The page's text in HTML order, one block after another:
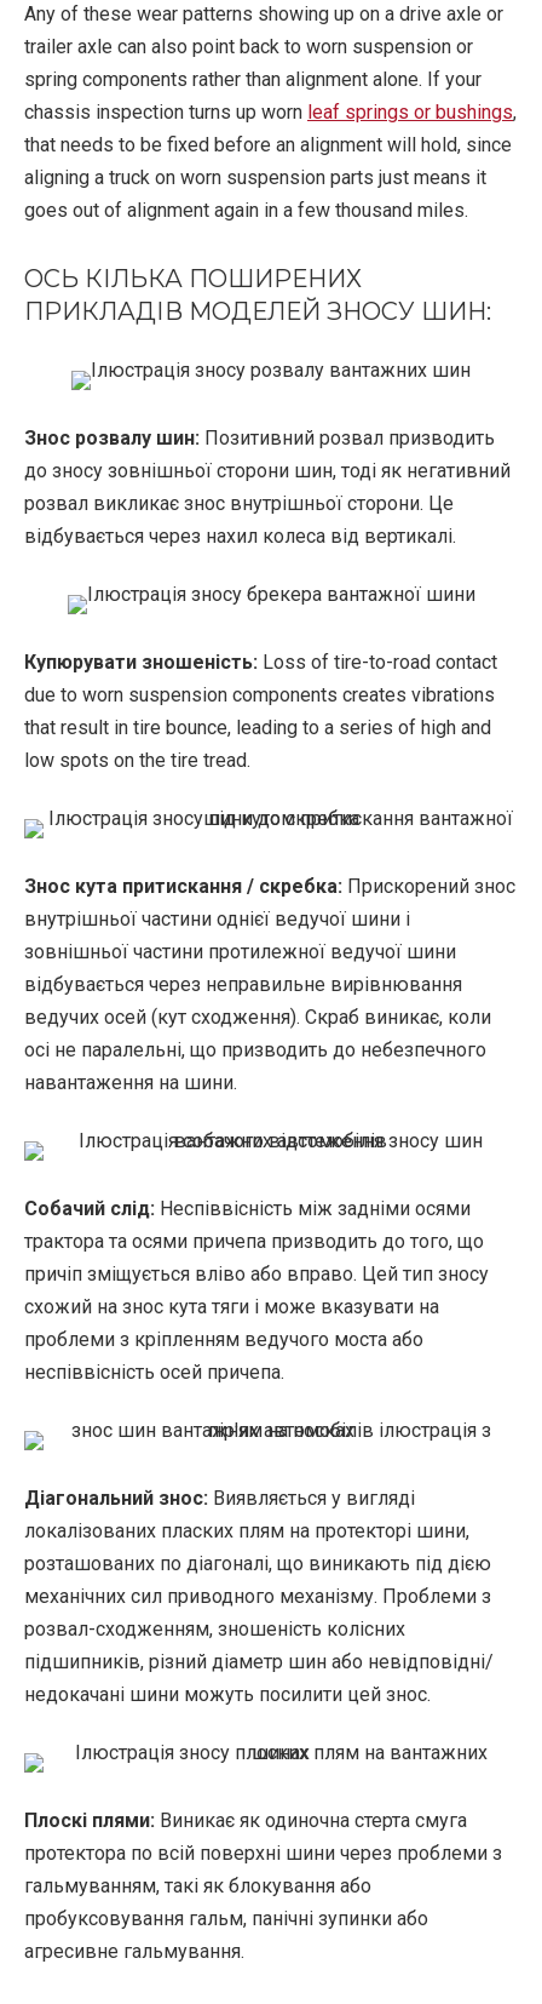
Any of these wear patterns showing up on a drive axle or
trailer axle can also point back to worn suspension or
spring components rather than alignment alone. If your
chassis inspection turns up worn leaf springs or bushings,
that needs to be fixed before an alignment will hold, since
aligning a truck on worn suspension parts just means it
goes out of alignment again in a few thousand miles.
ОСЬ КІЛЬКА ПОШИРЕНИХ
ПРИКЛАДІВ МОДЕЛЕЙ ЗНОСУ ШИН:
Знос розвалу шин: Позитивний розвал призводить
до зносу зовнішньої сторони шин, тоді як негативний
розвал викликає знос внутрішньої сторони. Це
відбувається через нахил колеса від вертикалі.
Купюрувати зношеність: Loss of tire-to-road contact
due to worn suspension components creates vibrations
that result in tire bounce, leading to a series of high and
low spots on the tire tread.
Знос кута притискання / скребка: Прискорений знос
внутрішньої частини однієї ведучої шини і
зовнішньої частини протилежної ведучої шини
відбувається через неправильне вирівнювання
ведучих осей (кут сходження). Скраб виникає, коли
осі не паралельні, що призводить до небезпечного
навантаження на шини.
Собачий слід: Неспіввісність між задніми осями
трактора та осями причепа призводить до того, що
причіп зміщується вліво або вправо. Цей тип зносу
схожий на знос кута тяги і може вказувати на
проблеми з кріпленням ведучого моста або
неспіввісність осей причепа.
Діагональний знос: Виявляється у вигляді
локалізованих пласких плям на протекторі шини,
розташованих по діагоналі, що виникають під дією
механічних сил приводного механізму. Проблеми з
розвал-сходженням, зношеність колісних
підшипників, різний діаметр шин або невідповідні/
недокачані шини можуть посилити цей знос.
Плоскі плями: Виникає як одиночна стерта смуга
протектора по всій поверхні шини через проблеми з
гальмуванням, такі як блокування або
пробуксовування гальм, панічні зупинки або
агресивне гальмування.